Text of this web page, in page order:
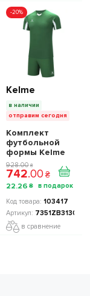
-20%
Kelme
в наличии
отправим сегодня
Комплект
футбольной
формы Kelme
LEON детский
7351ZB3130.9311
цвет: зеленый/
белый
928.00 ₴
742.00 ₴
22.26 ₴
103417
в сравнение